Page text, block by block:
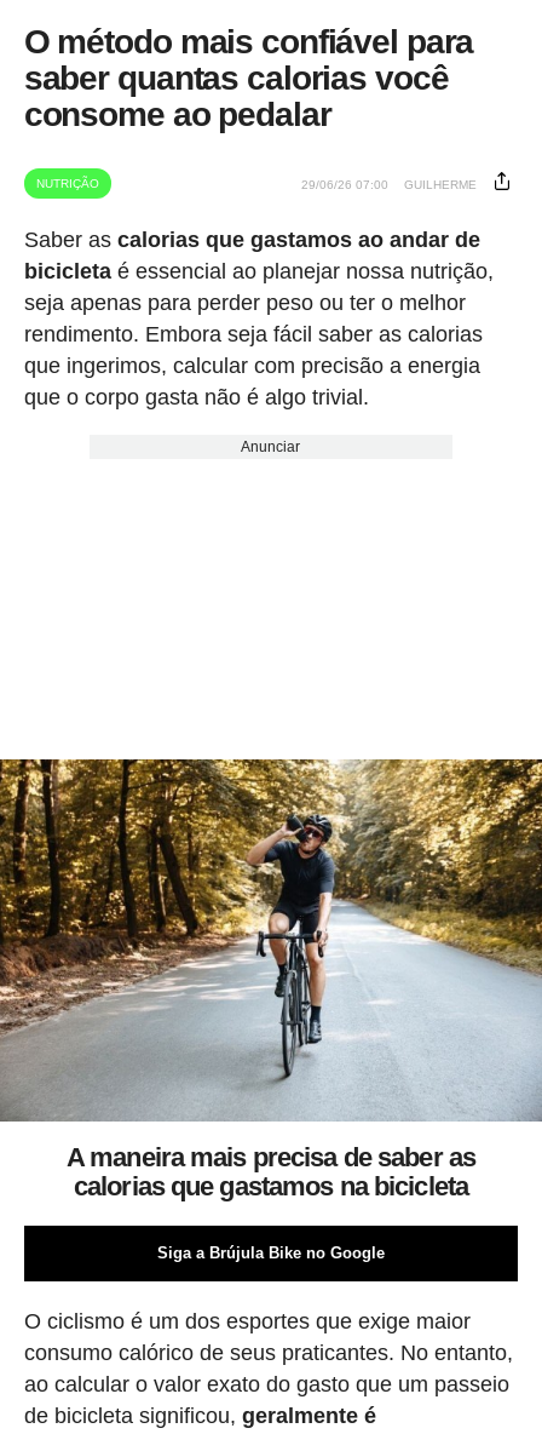
O método mais confiável para
saber quantas calorias você
consome ao pedalar
NUTRIÇÃO 29/06/26 07:00 GUILHERME
Saber as calorias que gastamos ao andar de
bicicletaé essencial ao planejar nossa nutrição,
seja apenas para perder peso ou ter o melhor
rendimento. Embora seja fácil saber as calorias
que ingerimos, calcular com precisão a energia
que o corpo gasta não é algo trivial.
Anunciar
A maneira mais precisa de saber as
calorias que gastamos na bicicleta
Siga a Brújula Bike no Google
O ciclismo é um dos esportes que exige maior
consumo calórico de seus praticantes. No entanto,
ao calcular o valor exato do gasto que um passeio
de bicicleta significou, geralmente é